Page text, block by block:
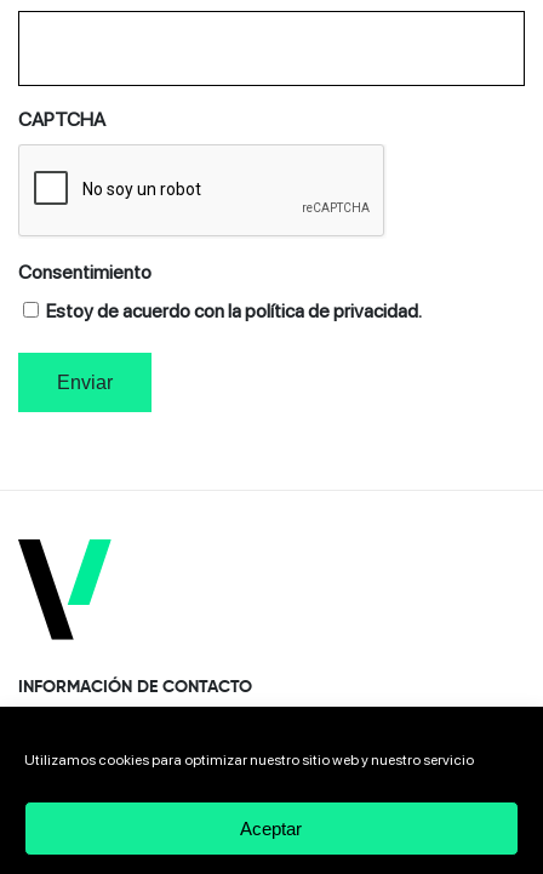
Utilizamos cookies para optimizar nuestro sitio web y nuestro servicio
Aceptar
CAPTCHA
Consentimiento
Estoy de acuerdo con la política de privacidad.
INFORMACIÓN DE CONTACTO
20014 Spain